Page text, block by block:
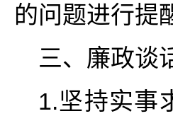
的问题进行提
三、廉政谈
1.坚持实事